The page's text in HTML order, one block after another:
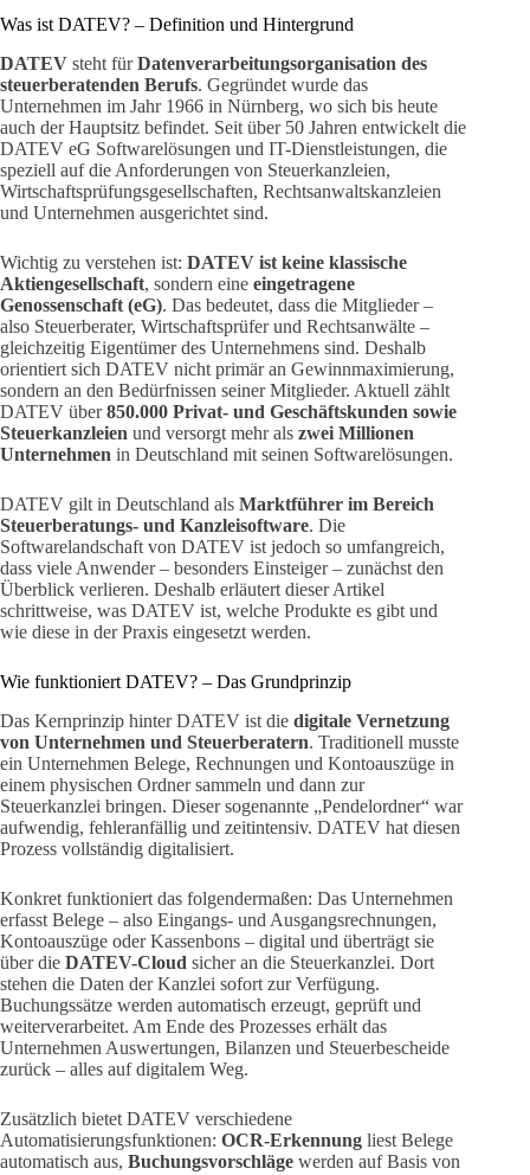
Was ist DATEV? – Definition und Hintergrund
DATEV steht fürDatenverarbeitungsorganisation des
steuerberatenden Berufs. Gegründet wurde das
Unternehmen im Jahr 1966 in Nürnberg, wo sich bis heute
auch der Hauptsitz befindet. Seit über 50 Jahren entwickelt die
DATEV eG Softwarelösungen und IT-Dienstleistungen, die
speziell auf die Anforderungen von Steuerkanzleien,
Wirtschaftsprüfungsgesellschaften, Rechtsanwaltskanzleien
und Unternehmen ausgerichtet sind.
Wichtig zu verstehen ist: DATEV ist keine klassische
Aktiengesellschaft, sondern eine eingetragene
Genossenschaft (eG). Das bedeutet, dass die Mitglieder –
also Steuerberater, Wirtschaftsprüfer und Rechtsanwälte –
gleichzeitig Eigentümer des Unternehmens sind. Deshalb
orientiert sich DATEV nicht primär an Gewinnmaximierung,
sondern an den Bedürfnissen seiner Mitglieder. Aktuell zählt
DATEV über850.000 Privat- und Geschäftskunden sowie
Steuerkanzleien und versorgt mehr als zwei Millionen
Unternehmen in Deutschland mit seinen Softwarelösungen.
DATEV gilt in Deutschland als Marktführer im Bereich
Steuerberatungs- und Kanzleisoftware. Die
Softwarelandschaft von DATEV ist jedoch so umfangreich,
dass viele Anwender – besonders Einsteiger – zunächst den
Überblick verlieren. Deshalb erläutert dieser Artikel
schrittweise, was DATEV ist, welche Produkte es gibt und
wie diese in der Praxis eingesetzt werden.
Wie funktioniert DATEV? – Das Grundprinzip
Das Kernprinzip hinter DATEV ist die digitale Vernetzung
von Unternehmen und Steuerberatern. Traditionell musste
ein Unternehmen Belege, Rechnungen und Kontoauszüge in
einem physischen Ordner sammeln und dann zur
Steuerkanzlei bringen. Dieser sogenannte „Pendelordner“ war
aufwendig, fehleranfällig und zeitintensiv. DATEV hat diesen
Prozess vollständig digitalisiert.
Konkret funktioniert das folgendermaßen: Das Unternehmen
erfasst Belege – also Eingangs- und Ausgangsrechnungen,
Kontoauszüge oder Kassenbons – digital und überträgt sie
über die DATEV-Cloud sicher an die Steuerkanzlei. Dort
stehen die Daten der Kanzlei sofort zur Verfügung.
Buchungssätze werden automatisch erzeugt, geprüft und
weiterverarbeitet. Am Ende des Prozesses erhält das
Unternehmen Auswertungen, Bilanzen und Steuerbescheide
zurück – alles auf digitalem Weg.
Zusätzlich bietet DATEV verschiedene
Automatisierungsfunktionen: OCR-Erkennung liest Belege
automatisch aus, Buchungsvorschläge werden auf Basis von